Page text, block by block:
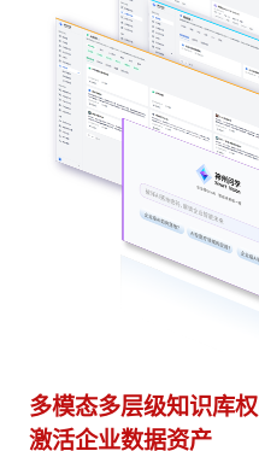
多模态多层级知识库
激活企业数据资产